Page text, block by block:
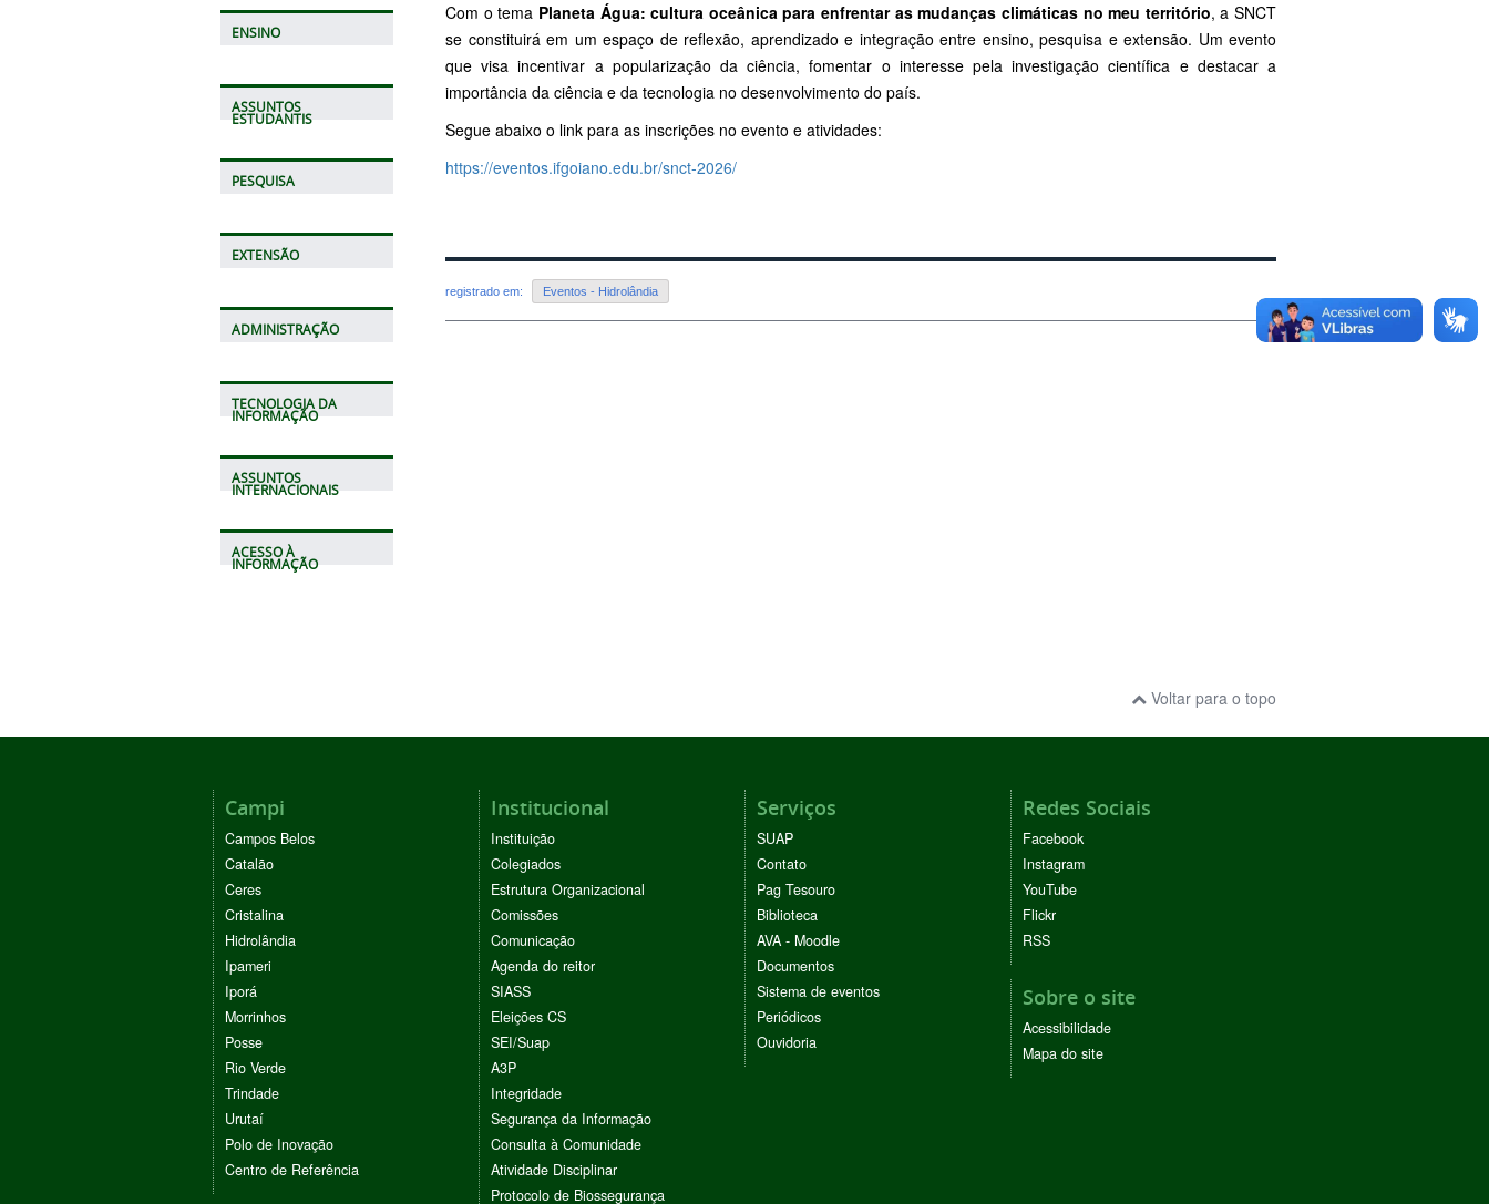
ENSINO
ASSUNTOS
ESTUDANTIS
PESQUISA
EXTENSÃO
ADMINISTRAÇÃO
TECNOLOGIA DA
INFORMAÇÃO
ASSUNTOS
INTERNACIONAIS
ACESSO À
INFORMAÇÃO
Com o tema Planeta Água: cultura oceânica para enfrentar as mudanças climáticas no meu território, a SNCT
se constituirá em um espaço de reflexão, aprendizado e integração entre ensino, pesquisa e extensão. Um evento
que visa incentivar a popularização da ciência, fomentar o interesse pela investigação científica e destacar a
importância da ciência e da tecnologia no desenvolvimento do país.
Segue abaixo o link para as inscrições no evento e atividades:
https://eventos.ifgoiano.edu.br/snct-2026/
registrado em: Eventos - Hidrolândia
Voltar para o topo
Campi
Campos Belos
Catalão
Ceres
Cristalina
Hidrolândia
Ipameri
Iporá
Morrinhos
Posse
Rio Verde
Trindade
Urutaí
Polo de Inovação
Centro de Referência
Institucional
Instituição
Colegiados
Estrutura Organizacional
Comissões
Comunicação
Agenda do reitor
SIASS
Eleições CS
SEI/Suap
A3P
Integridade
Segurança da Informação
Consulta à Comunidade
Atividade Disciplinar
Protocolo de Biossegurança
Serviços
SUAP
Contato
Pag Tesouro
Biblioteca
AVA - Moodle
Documentos
Sistema de eventos
Periódicos
Ouvidoria
Redes Sociais
Facebook
Instagram
YouTube
Flickr
RSS
Sobre o site
Acessibilidade
Mapa do site